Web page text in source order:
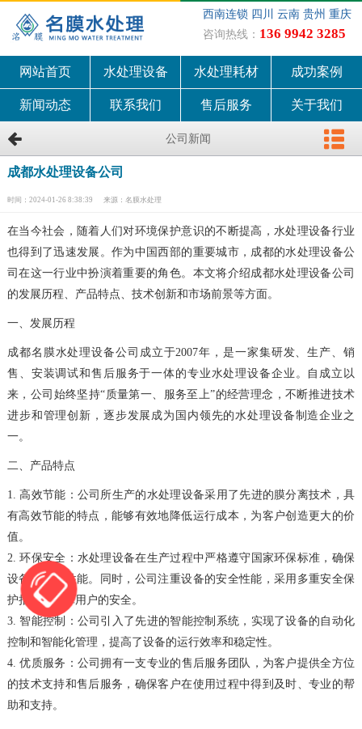
西南连锁 四川 云南 贵州 重庆
咨询热线： 136 9942 3285
网站首页 水处理设备 水处理耗材 成功案例
新闻动态 联系我们 售后服务 关于我们
公司新闻
成都水处理设备公司
时间：2024-01-26 8:38:39 来源：名膜水处理
在当今社会，随着人们对环境保护意识的不断提高，水处理设备行业
也得到了迅速发展。作为中国西部的重要城市，成都的水处理设备公
司在这一行业中扮演着重要的角色。本文将介绍成都水处理设备公司
的发展历程、产品特点、技术创新和市场前景等方面。
一、发展历程
成都名膜水处理设备公司成立于2007年，是一家集研发、生产、销
售、安装调试和售后服务于一体的专业水处理设备企业。自成立以
来，公司始终坚持“质量第一、服务至上”的经营理念，不断推进技术
进步和管理创新，逐步发展成为国内领先的水处理设备制造企业之
一。
二、产品特点
1. 高效节能：公司所生产的水处理设备采用了先进的膜分离技术，具
有高效节能的特点，能够有效地降低运行成本，为客户创造更大的价
值。
2. 环保安全：水处理设备在生产过程中严格遵守国家环保标准，确保
设备的环保性能。同时，公司注重设备的安全性能，采用多重安全保
护措施，保障用户的安全。
3. 智能控制：公司引入了先进的智能控制系统，实现了设备的自动化
控制和智能化管理，提高了设备的运行效率和稳定性。
4. 优质服务：公司拥有一支专业的售后服务团队，为客户提供全方位
的技术支持和售后服务，确保客户在使用过程中得到及时、专业的帮
助和支持。